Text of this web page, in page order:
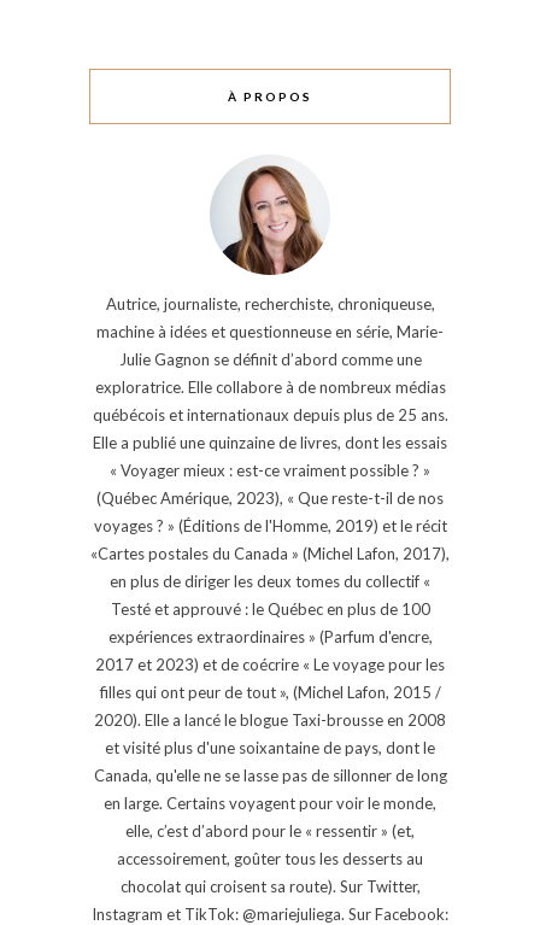
À PROPOS
Autrice, journaliste, recherchiste, chroniqueuse,
machine à idées et questionneuse en série, Marie-
Julie Gagnon se définit d’abord comme une
exploratrice. Elle collabore à de nombreux médias
québécois et internationaux depuis plus de 25 ans.
Elle a publié une quinzaine de livres, dont les essais
« Voyager mieux : est-ce vraiment possible ? »
(Québec Amérique, 2023), « Que reste-t-il de nos
voyages ? » (Éditions de l'Homme, 2019) et le récit
«Cartes postales du Canada » (Michel Lafon, 2017),
en plus de diriger les deux tomes du collectif «
Testé et approuvé : le Québec en plus de 100
expériences extraordinaires » (Parfum d'encre,
2017 et 2023) et de coécrire « Le voyage pour les
filles qui ont peur de tout », (Michel Lafon, 2015 /
2020). Elle a lancé le blogue Taxi-brousse en 2008
et visité plus d'une soixantaine de pays, dont le
Canada, qu'elle ne se lasse pas de sillonner de long
en large. Certains voyagent pour voir le monde,
elle, c’est d’abord pour le « ressentir » (et,
accessoirement, goûter tous les desserts au
chocolat qui croisent sa route). Sur Twitter,
Instagram et TikTok: @mariejuliega. Sur Facebook: